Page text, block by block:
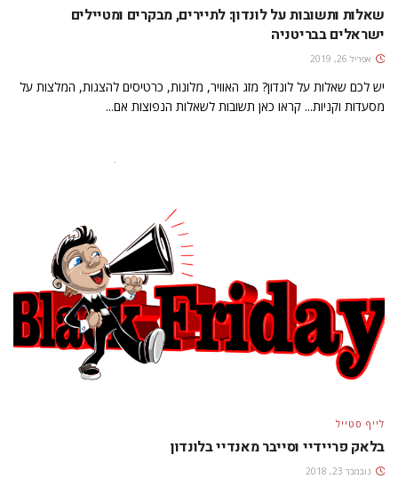
שאלות ותשובות על לונדון: לתיירים, מבקרים ומטיילים
ישראלים בבריטניה
אפריל 26, 2019
יש לכם שאלות על לונדון? מזג האוויר, מלונות, כרטיסים להצגות, המלצות על
מסעדות וקניות... קראו כאן תשובות לשאלות הנפוצות אם...
לייף סטייל
בלאק פריידיי וסייבר מאנדיי בלונדון
נובמבר 23, 2018